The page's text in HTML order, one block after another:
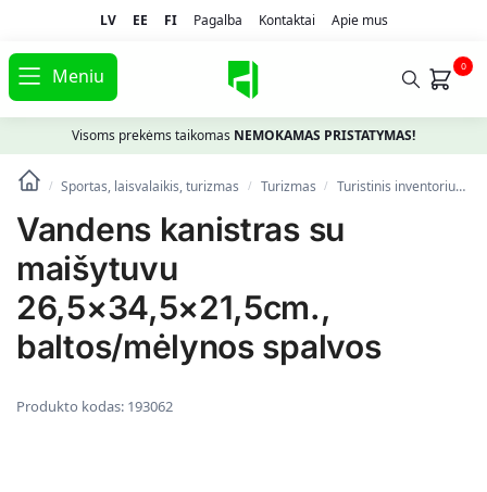
LV EE FI Pagalba Kontaktai Apie mus
Meniu 0
Visoms prekėms taikomas NEMOKAMAS PRISTATYMAS!
/ Sportas, laisvalaikis, turizmas / Turizmas / Turistinis inventorius
Vandens kanistras su
maišytuvu
26,5×34,5×21,5cm.,
baltos/mėlynos spalvos
Produkto kodas: 193062